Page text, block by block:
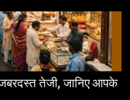
तेजी, जानिए आपके